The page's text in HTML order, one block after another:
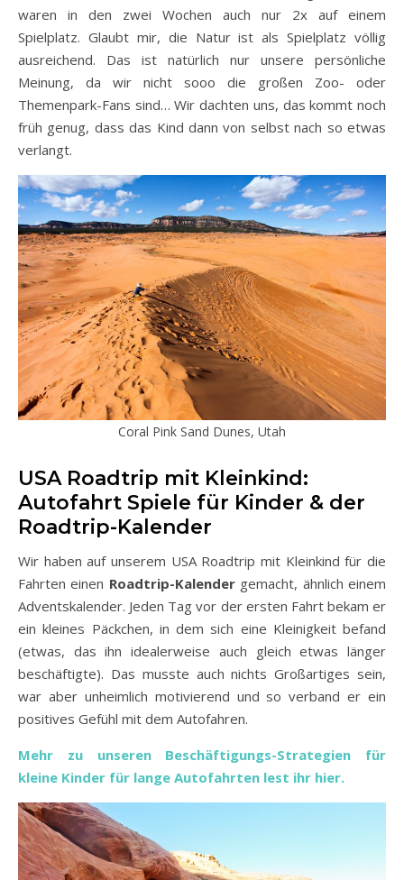
waren in den zwei Wochen auch nur 2x auf einem
Spielplatz. Glaubt mir, die Natur ist als Spielplatz völlig
ausreichend. Das ist natürlich nur unsere persönliche
Meinung, da wir nicht sooo die großen Zoo- oder
Themenpark-Fans sind… Wir dachten uns, das kommt noch
früh genug, dass das Kind dann von selbst nach so etwas
verlangt.
Coral Pink Sand Dunes, Utah
USA Roadtrip mit Kleinkind:
Autofahrt Spiele für Kinder & der
Roadtrip-Kalender
Wir haben auf unserem USA Roadtrip mit Kleinkind für die
Fahrten einen Roadtrip-Kalendergemacht, ähnlich einem
Adventskalender. Jeden Tag vor der ersten Fahrt bekam er
ein kleines Päckchen, in dem sich eine Kleinigkeit befand
(etwas, das ihn idealerweise auch gleich etwas länger
beschäftigte). Das musste auch nichts Großartiges sein,
war aber unheimlich motivierend und so verband er ein
positives Gefühl mit dem Autofahren.
Mehr zu unseren Beschäftigungs-Strategien für
kleine Kinder für lange Autofahrten lest ihr hier.